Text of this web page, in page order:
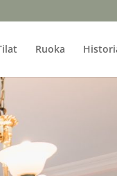
Ruoka